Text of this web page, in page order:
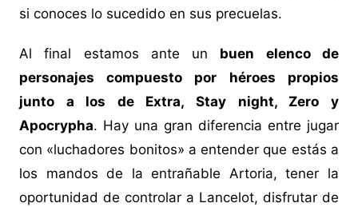
si conoces lo sucedido en sus precuelas.
Al final estamos ante un buen elenco de
personajes compuesto por héroes propios
junto a los de Extra, Stay night, Zero y
Apocrypha. Hay una gran diferencia entre jugar
con «luchadores bonitos» a entender que estás a
los mandos de la entrañable Artoria, tener la
oportunidad de controlar a Lancelot, disfrutar de